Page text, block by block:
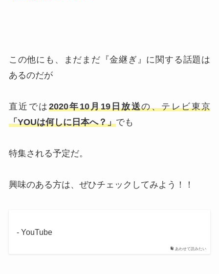
この他にも、まだまだ『金継ぎ』に関する話題は
あるのだが
直近では 2020年10月19日放送の、テレビ東京
「YOUは何しに日本へ？」でも
特集される予定だ。
興味のある方は、ぜひチェックしてみよう！！
あわせて読みたい
- YouTube